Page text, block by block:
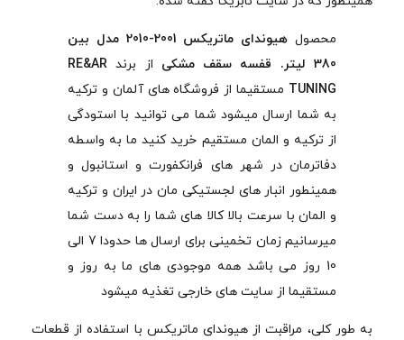
محصول
هیوندای ماتریکس 2001-2010 مدل بین
380 لیتر. قفسه سقف مشکی
از برند RE&AR
TUNING مستقیما از فروشگاه های آلمان و ترکیه
به شما ارسال میشود شما می توانید با استودگی
از ترکیه و المان مستقیم خرید کنید ما به واسطه
دفاترمان در شهر های فرانکفورت و استانبول و
همینطور انبار های لجستیکی مان در ایران و ترکیه
و المان با سرعت بالا کالا های شما را به دست شما
میرسانیم زمان تخمینی برای ارسال ها حدودا 7 الی
10 روز می باشد همه موجودی های ما به روز و
مستقیما از سایت های خارجی تغذیه میشود
به طور کلی، مراقبت از هیوندای ماتریکس با استفاده از قطعات